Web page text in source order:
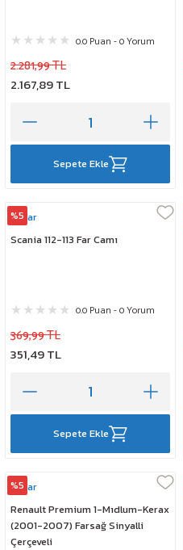
0.0 Puan - 0 Yorum
2.281,99 TL
2.167,89 TL
Sepete Ekle
%5
Ayfar
Scania 112-113 Far Camı
0.0 Puan - 0 Yorum
369,99 TL
351,49 TL
Sepete Ekle
%5
Ayfar
Renault Premium 1-Mıdlum-Kerax
(2001-2007) Farsağ Sinyalli
Çerçeveli